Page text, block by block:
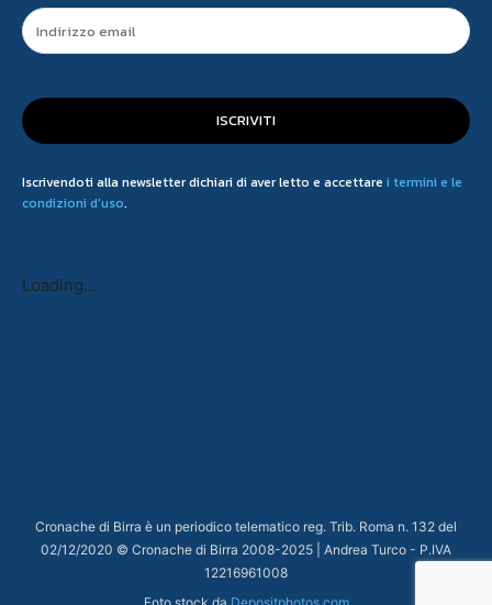
ISCRIVITI
Iscrivendoti alla newsletter dichiari di aver letto e accettare i termini e le
condizioni d'uso.
Loading...
Cronache di Birra è un periodico telematico reg. Trib. Roma n. 132 del
02/12/2020 © Cronache di Birra 2008-2025 | Andrea Turco - P.IVA
12216961008